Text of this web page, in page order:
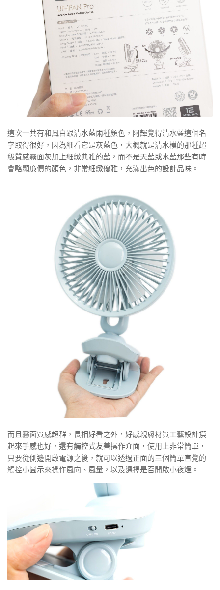
這次一共有和風白跟清水藍兩種顏色，阿輝覺得清水藍這個名
字取得很好，因為細看它是灰藍色，大概就是清水模的那種超
級質感霧面灰加上細緻典雅的藍，而不是天藍或水藍那些有時
會略顯廉價的顏色，非常細緻優雅，充滿出色的設計品味。
而且霧面質感超群，長相好看之外，好感親膚材質工藝設計摸
起來手感也好，還有觸控式友善操作介面，使用上非常簡單，
只要從側邊開啟電源之後，就可以透過正面的三個簡單直覺的
觸控小圖示來操作風向、風量，以及選擇是否開啟小夜燈。